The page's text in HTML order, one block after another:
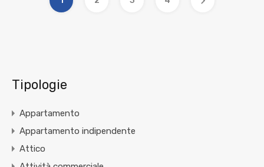
Tipologie
Appartamento
Appartamento indipendente
Attico